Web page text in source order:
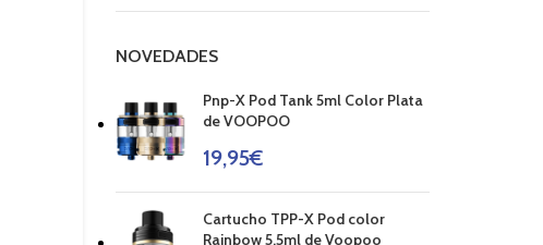
NOVEDADES
Pnp-X Pod Tank 5ml Color Plata
de VOOPOO
19,95€
Cartucho TPP-X Pod color
Rainbow 5,5ml de Voopoo